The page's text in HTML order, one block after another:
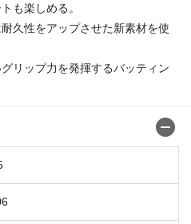
も楽しめる。
久性をアップさせた新素材を使
リップ力を発揮するバッティン